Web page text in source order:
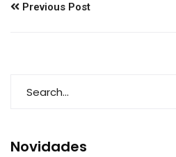
Previous Post
Novidades